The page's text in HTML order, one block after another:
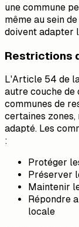
une commune
même au sein
doivent adapter
Restrictions
L'Article 54 de
autre couche de
communes de
certaines
adapté. Les
:
Protéger
Préserver
Maintenir
Répondre
locale